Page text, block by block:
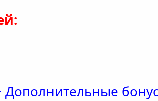
Дополнительные